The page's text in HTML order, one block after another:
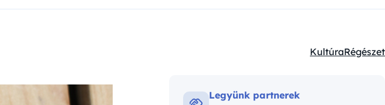
Kategóriák:
KultúraRégészet
Legyünk partnerek